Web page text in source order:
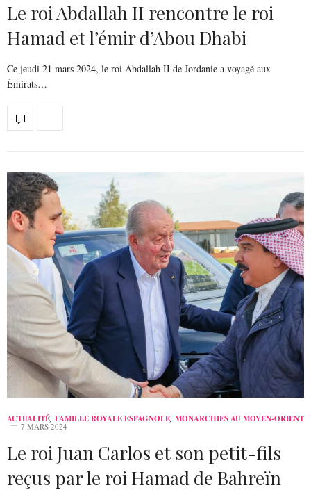
Le roi Abdallah II rencontre le roi
Hamad et l’émir d’Abou Dhabi
Ce jeudi 21 mars 2024, le roi Abdallah II de Jordanie a voyagé aux
Émirats…
ACTUALITÉ, FAMILLE ROYALE ESPAGNOLE, MONARCHIES AU MOYEN-ORIENT
7 MARS 2024
Le roi Juan Carlos et son petit-fils
reçus par le roi Hamad de Bahreïn